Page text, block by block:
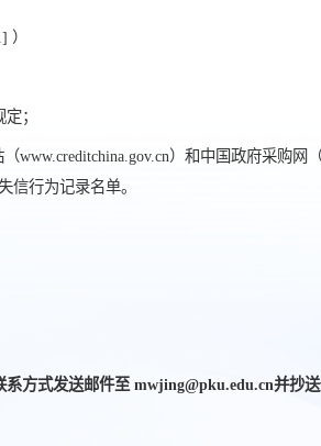
）
；
www.creditchina.gov.cn）和中国政府采购网
信行为记录名单。
方式发送邮件至 mwjing@pku.edu.cn并抄